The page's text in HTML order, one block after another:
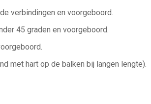
verbindingen en voorgeboord.
45 graden en voorgeboord.
met hart op de balken bij langen lengte).